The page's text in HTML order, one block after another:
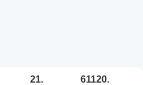
21. 61120.